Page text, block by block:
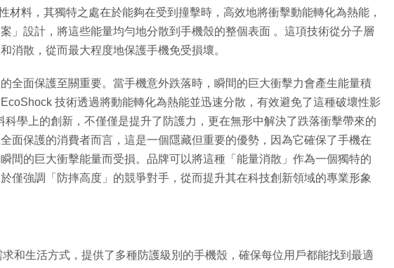
材料，其獨特之處在於能夠在受到撞擊時，高效地將衝擊動能轉化為熱能，
」設計，將這些能量均勻地分散到手機殼的整個表面 。這項技術從分子層
消散，從而最大程度地保護手機免受損壞。
全面保護至關重要。當手機意外跌落時，瞬間的巨大衝擊力會產生能量積
技術透過將動能轉化為熱能並迅速分散，有效避免了這種破壞性影
學上的創新，不僅僅是提升了防護力，更在無形中解決了跌落衝擊帶來的
面保護的消費者而言，這是一個隱藏但重要的優勢，因為它確保了手機在
間的巨大衝擊能量而受損。品牌可以將這種「能量消散」作為一個獨特的
僅強調「防摔高度」的競爭對手，從而提升其在科技創新領域的專業形象
和生活方式，提供了多種防護級別的手機殼，確保每位用戶都能找到最適